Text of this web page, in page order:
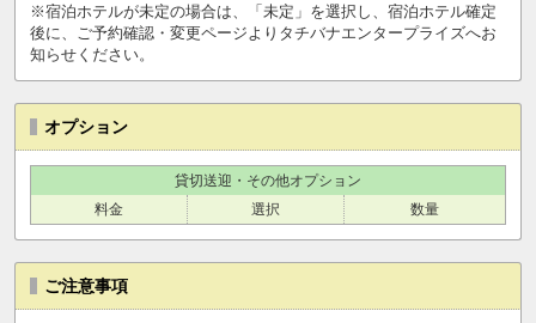
※宿泊ホテルが未定の場合は、「未定」を選択し、宿泊ホテル確定
後に、ご予約確認・変更ページよりタチバナエンタープライズへお
知らせください。
オプション
貸切送迎・その他オプション
料金
選択 数量
ご注意事項